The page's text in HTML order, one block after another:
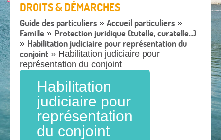
DROITS & DÉMARCHES
Guide des particuliers » Accueil particuliers »
Famille » Protection juridique (tutelle, curatelle...)
» Habilitation judiciaire pour représentation du
conjoint » Habilitation judiciaire pour
représentation du conjoint
Habilitation
judiciaire pour
représentation
du conjoint